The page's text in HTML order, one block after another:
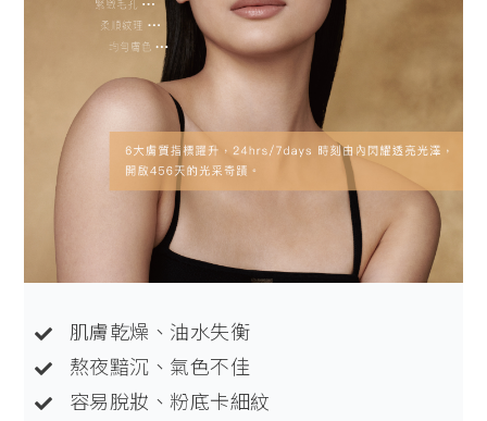
肌膚乾燥、油水失衡
熬夜黯沉、氣色不佳
容易脫妝、粉底卡細紋